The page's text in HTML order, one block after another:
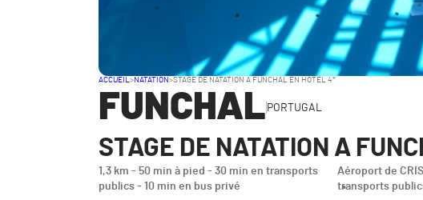
ACCUEIL>NATATION>STAGE DE NATATION A FUNCHAL EN HOTEL 4*
FUNCHAL PORTUGAL
STAGE DE NATATION A
1,3 km - 50 min à pied - 30 min en transports
publics - 10 min en bus privé
Aéroport de
transports